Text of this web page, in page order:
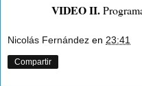
VIDEO II.
Nicolás Fernández en 23:41
Compartir